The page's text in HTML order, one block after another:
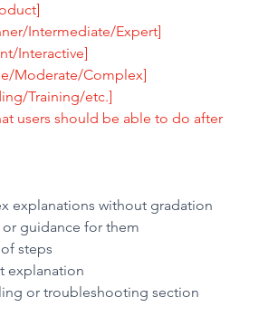
Intermediate/Expert]
Interactive]
Moderate/Complex]
Training/etc.]
users should be able to do after
explanations without gradation
or guidance for them
steps
explanation
or troubleshooting section